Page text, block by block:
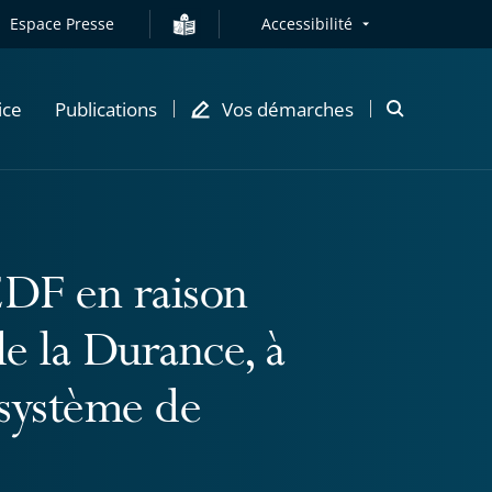
Espace Presse Accessibilité
Publications Vos démarches
Ouvrir
en raison
la Durance, à
de